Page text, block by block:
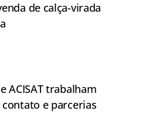
de calça-virada
ACISAT trabalham
e parcerias